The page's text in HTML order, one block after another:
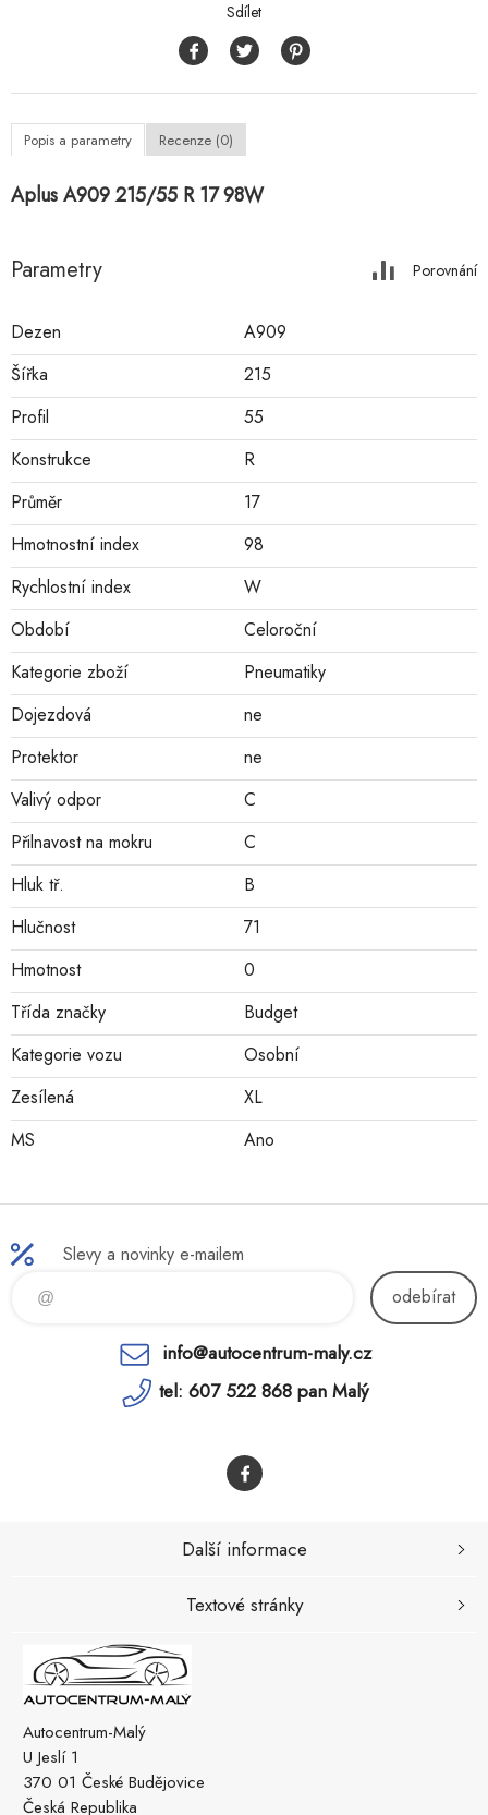
Sdílet
Popis a parametry Recenze (0)
Aplus A909 215/55 R 17 98W
Parametry Porovnání
Dezen
A909
Šířka
215
Profil
55
Konstrukce
R
Průměr
17
Hmotnostní index
98
Rychlostní index
W
Období
Celoroční
Kategorie zboží
Pneumatiky
Dojezdová
ne
Protektor
ne
Valivý odpor
C
Přilnavost na mokru
C
Hluk tř.
B
Hlučnost
71
Hmotnost
0
Třída značky
Budget
Kategorie vozu
Osobní
Zesílená
XL
MS
Ano
Slevy a novinky e-mailem
odebírat
info@autocentrum-maly.cz
tel: 607 522 868 pan Malý
Autocentrum-Malý
U Jeslí 1
370 01 České Budějovice
Česká Republika
Další informace
Textové stránky